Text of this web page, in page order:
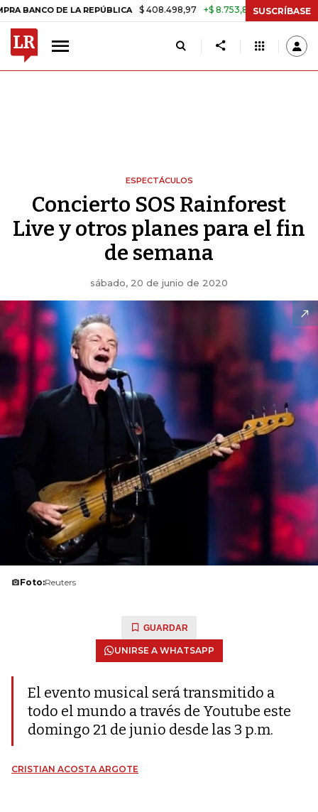
$ 408.498,97 +$ 8.753,81 +2,19% TASA DE USURA CRÉDITO
SUSCRÍBASE
ESPECTÁCULOS
Concierto SOS Rainforest
Live y otros planes para el fin
de semana
sábado, 20 de junio de 2020
Foto:Reuters
GUARDAR
UNIRSE A WHATSAPP
El evento musical será transmitido a
todo el mundo a través de Youtube este
domingo 21 de junio desde las 3 p.m.
CRISTIAN ACOSTA ARGOTE